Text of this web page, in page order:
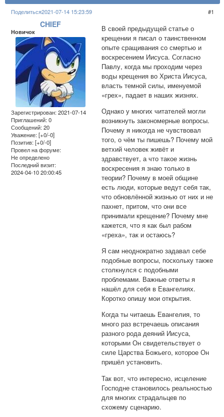
Поделиться 1
2021-07-14 15:23:59
CHIEF
Новичок
Зарегистрирован: 2021-07-14
Приглашений:0
Сообщений:20
Уважение: [+0/-0]
Позитив: [+0/-0]
Провел на форуме:
Не определено
Последний визит:
2024-04-10 20:00:45
В своей предыдущей статье о
крещении я писал о таинственном
опыте сращивания со смертью и
воскресением Иисуса. Согласно
Павлу, когда мы проходим через
воды крещения во Христа Иисуса,
власть темной силы, именуемой
«грех», падает в наших жизнях.
Однако у многих читателей могли
возникнуть закономерные вопросы.
Почему я никогда не чувствовал
того, о чём ты пишешь? Почему мой
ветхий человек живёт и
здравствует, а что такое жизнь
воскресения я знаю только в
теории? Почему в моей общине
есть люди, которые ведут себя так,
что обновлённой жизнью от них и не
пахнет, притом, что они все
принимали крещение? Почему мне
кажется, что я как был рабом
«греха», так и остаюсь?
Я сам неоднократно задавал себе
подобные вопросы, поскольку также
столкнулся с подобными
проблемами. Важные ответы я
нашёл для себя в Евангелиях.
Коротко опишу мои открытия.
Когда ты читаешь Евангелия, то
много раз встречаешь описания
разного рода деяний Иисуса,
которыми Он свидетельствует о
силе Царства Божьего, которое Он
пришёл установить.
Так вот, что интересно, исцеление
Господне становилось реальностью
для многих страдальцев по
схожему сценарию.